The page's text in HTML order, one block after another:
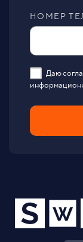
НОМЕР
Даю